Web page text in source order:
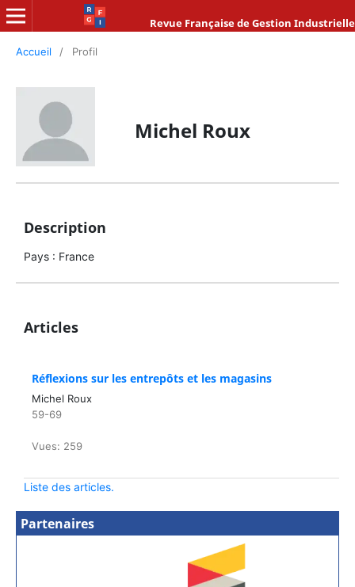
Revue Française de Gestion Industrielle
Accueil / Profil
Michel Roux
Description
Pays : France
Articles
Réflexions sur les entrepôts et les magasins
Michel Roux
59-69
Vues: 259
Liste des articles.
Partenaires